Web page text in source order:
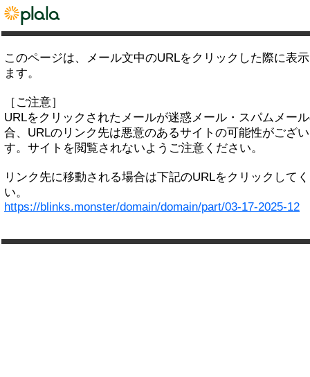
このページは、メール文中のURLをクリックした際に表
ます。
［ご注意］
URLをクリックされたメールが迷惑メール・スパムメー
合、URLのリンク先は悪意のあるサイトの可能性がござ
す。サイトを閲覧されないようご注意ください。
リンク先に移動される場合は下記のURLをクリックして
い。
https://blinks.monster/domain/domain/part/03-17-2025-12